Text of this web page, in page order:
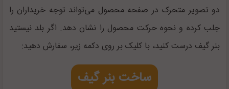
دو تصویر متحرک در صفحه محصول می‌تواند توجه خریداران را
جلب کرده و نحوه حرکت محصول را نشان دهد. اگر بلد نیستید
بنر گیف درست کنید، با کلیک بر روی دکمه زیر، سفارش دهید:
ساخت بنر گیف